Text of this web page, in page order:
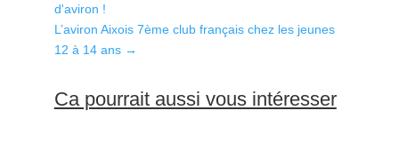
d'aviron !
L’aviron Aixois 7ème club français chez les jeunes
12 à 14 ans→
Ca pourrait aussi vous intéresser